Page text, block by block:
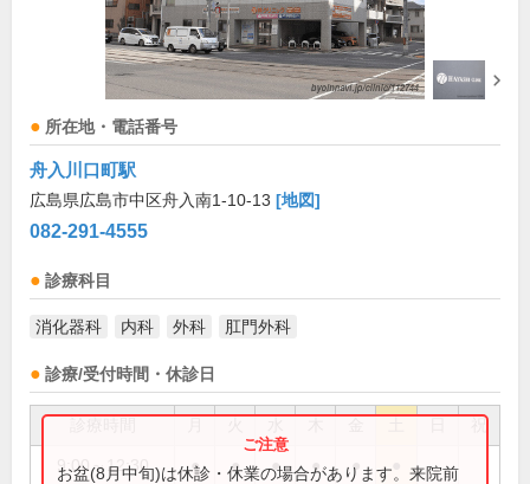
所在地・電話番号
舟入川口町駅
広島県広島市中区舟入南1-10-13 [地図]
082-291-4555
診療科目
消化器科 内科 外科 肛門外科
診療/受付時間・休診日
祝
9:00～12:30 ● ● ● ● ●
お盆(8月中旬)は休診・休業の場合があります。来院前